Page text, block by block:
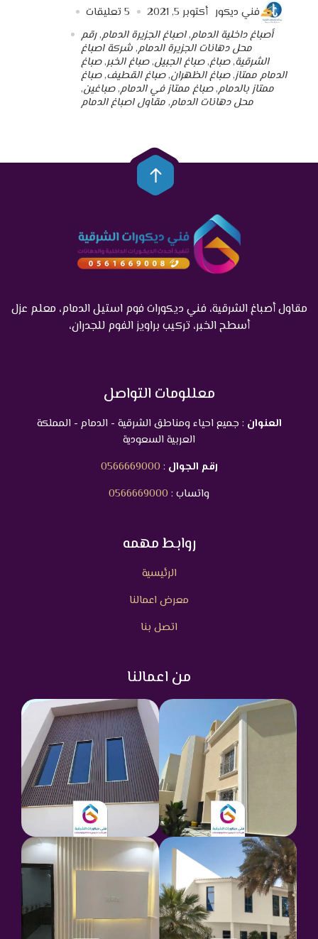
فني ديكور أكتوبر 5, 2021 5 تعليقات
أصباغ داخلية الدمام,اصباغ الجزيرة الدمام,رقم
محل دهانات الجزيرة الدمام,شركة اصباغ
الشرقية,صباغ,صباغ الجبيل,صباغ الخبر,صباغ
الدمام ممتاز,صباغ الظهران,صباغ القطيف,صباغ
ممتاز بالدمام,صباغ ممتاز في الدمام,صباغين,
محل دهانات الدمام,مقاول اصباغ الدمام
مقاول أصباغ الشرقية، فني ديكورات فوم استيل الدمام، معلم عزل
أسطح الخبر، تركيب براويز الفوم للجدران،
معللومات التواصل
العنوان : جميع احياء ومناطق الشرقية - الدمام - المملكة
العربية السعودية
رقم الجوال :
0566669000
واتساب : 0566669000
روابط مهمه
الرئيسية
معرض اعمالنا
اتصل بنا
من اعمالنا